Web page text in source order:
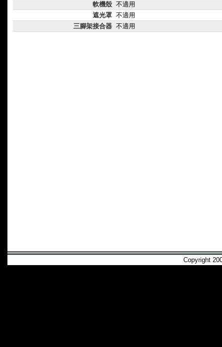
軟機殼 不適用
遮光罩 不適用
三腳架接合器 不適用
Copyright